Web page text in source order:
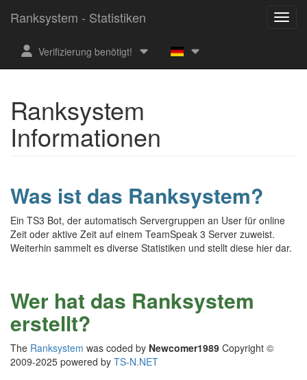
Ranksystem - Statistiken
Verifizierung benötigt!
Ranksystem
Informationen
Was ist das Ranksystem?
Ein TS3 Bot, der automatisch Servergruppen an User für online
Zeit oder aktive Zeit auf einem TeamSpeak 3 Server zuweist.
Weiterhin sammelt es diverse Statistiken und stellt diese hier dar.
Wer hat das Ranksystem
erstellt?
The Ranksystem was coded by Newcomer1989 Copyright ©
2009-2025 powered by TS-N.NET